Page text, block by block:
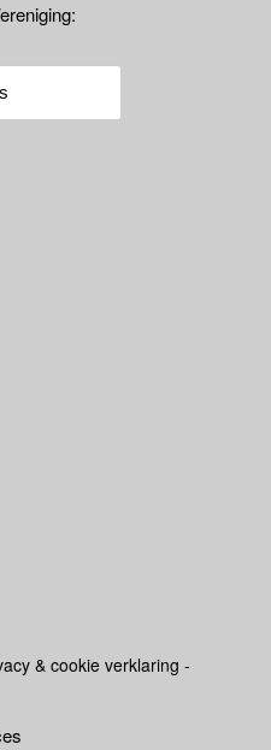
& cookie verklaring -